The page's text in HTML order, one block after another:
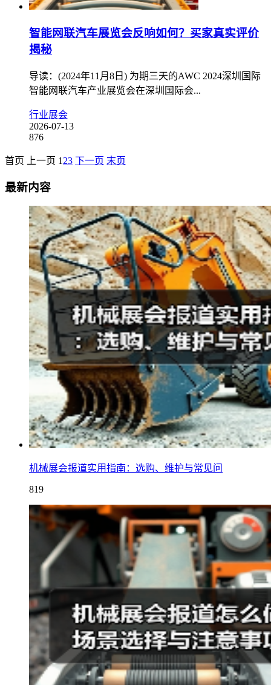
智能网联汽车展览会反响如何？买家真实评价
揭秘
导读：(2024年11月8日) 为期三天的AWC 2024深圳国际
智能网联汽车产业展览会在深圳国际会...
行业展会
2026-07-13
876
首页 上一页 1 23 下一页 末页
最新内容
机械展会报道实用指南：选购、维护与常见问
819